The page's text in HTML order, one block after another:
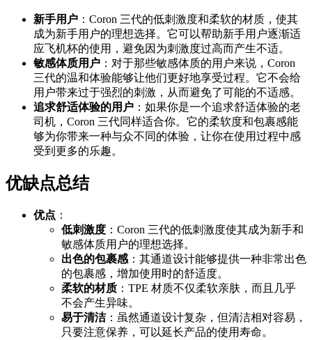
新手用户 ：Coron 三代的低刺激度和柔软的材质，使其
成为新手用户的理想选择。它可以帮助新手用户逐渐适
应飞机杯的使用，避免因为刺激度过高而产生不适。
敏感体质用户 ：对于那些敏感体质的用户来说，Coron
三代的温和体验能够让他们更好地享受过程。它不会给
用户带来过于强烈的刺激，从而避免了可能的不适感。
追求舒适体验的用户 ：如果你是一个追求舒适体验的老
司机，Coron 三代同样适合你。它的柔软度和包裹感能
够为你带来一种与众不同的体验，让你在使用过程中感
受到更多的乐趣。
优缺点总结
优点 ：
低刺激度 ：Coron 三代的低刺激度使其成为新手和
敏感体质用户的理想选择。
出色的包裹感 ：其通道设计能够提供一种非常出色
的包裹感，增加使用时的舒适度。
柔软的材质 ：TPE 材质不仅柔软亲肤，而且几乎
不会产生异味。
易于清洁：虽然通道设计复杂，但清洁相对容易，
只要注意保养，可以延长产品的使用寿命。